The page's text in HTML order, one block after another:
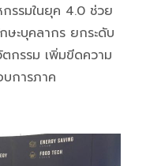
รรมในยุค 4.0 ช่วย
ะบุคลากร ยกระดับ
ตกรรม เพิ่มขีดความ
บการภาค